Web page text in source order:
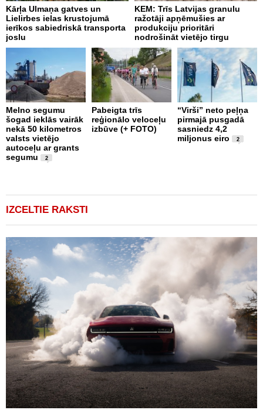
Kārļa Ulmaņa gatves un
Lielirbes ielas krustojumā
ierīkos sabiedriskā transporta
joslu
KEM: Trīs Latvijas granulu
ražotāji apņēmušies ar
produkciju prioritāri
nodrošināt vietējo tirgu
Melno segumu
šogad ieklās vairāk
nekā 50 kilometros
valsts vietējo
autoceļu ar grants
segumu
2
Pabeigta trīs
reģionālo veloceļu
izbūve (+ FOTO)
“Virši” neto peļņa
pirmajā pusgadā
sasniedz 4,2
miljonus eiro
2
IZCELTIE RAKSTI